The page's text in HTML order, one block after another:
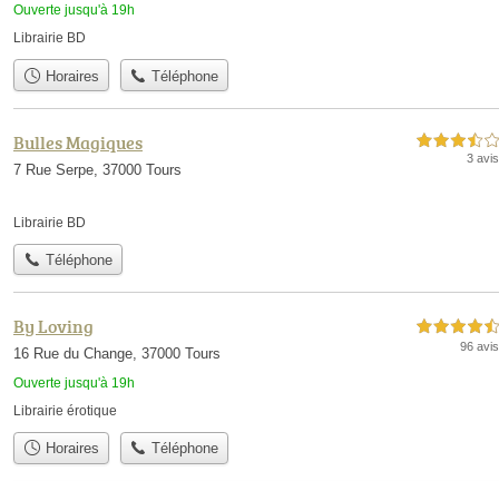
Ouverte jusqu'à 19h
Librairie BD
Horaires Téléphone
Bulles Magiques
7 Rue Serpe, 37000 Tours
3,5 étoiles sur 5
3 avis
Librairie BD
Téléphone
By Loving
16 Rue du Change, 37000 Tours
Ouverte jusqu'à 19h
4,5 étoiles sur 5
96 avis
Librairie érotique
Horaires Téléphone